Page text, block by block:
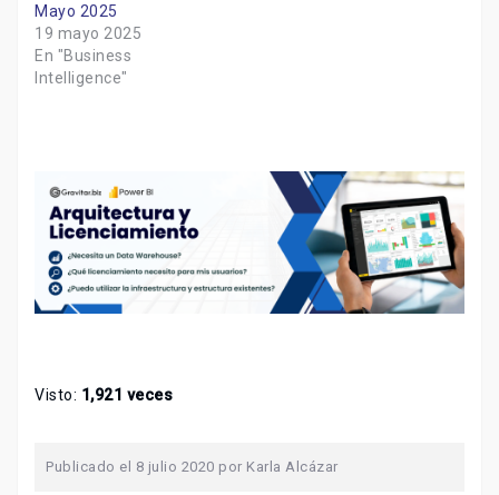
Mayo 2025
19 mayo 2025
En "Business
Intelligence"
Visto: 1,921 veces
Publicado el 8 julio 2020 por Karla Alcázar